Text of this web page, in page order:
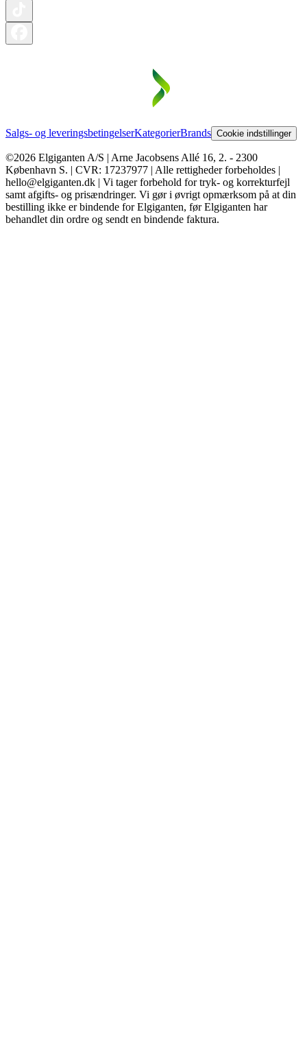
Salgs- og leveringsbetingelserKategorierBrands Cookie indstillinger
©2026 Elgiganten A/S | Arne Jacobsens Allé 16, 2. - 2300
København S. | CVR: 17237977 | Alle rettigheder forbeholdes |
hello@elgiganten.dk | Vi tager forbehold for tryk- og korrekturfejl
samt afgifts- og prisændringer. Vi gør i øvrigt opmærksom på at din
bestilling ikke er bindende for Elgiganten, før Elgiganten har
behandlet din ordre og sendt en bindende faktura.